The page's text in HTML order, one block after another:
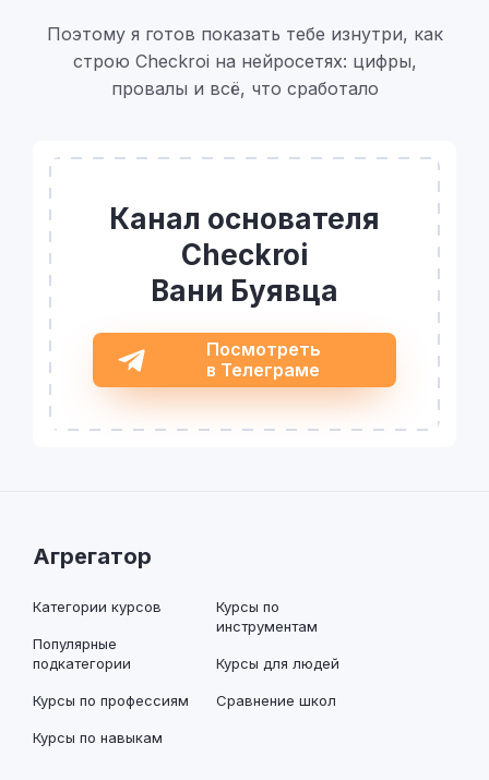
Поэтому я готов показать тебе изнутри, как
строю Checkroi на нейросетях: цифры,
провалы и всё, что сработало
Канал основателя
Checkroi
Вани Буявца
Посмотреть
в Телеграме
Агрегатор
Категории курсов
Популярные
подкатегории
Курсы по профессиям
Курсы по навыкам
Курсы по
инструментам
Курсы для людей
Сравнение школ